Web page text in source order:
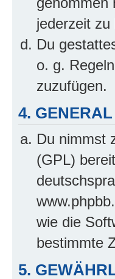
jederzeit
Du
o. g.
zuzufügen.
4.
Du nimmst
(GPL)
wie die
bestimmte
5.